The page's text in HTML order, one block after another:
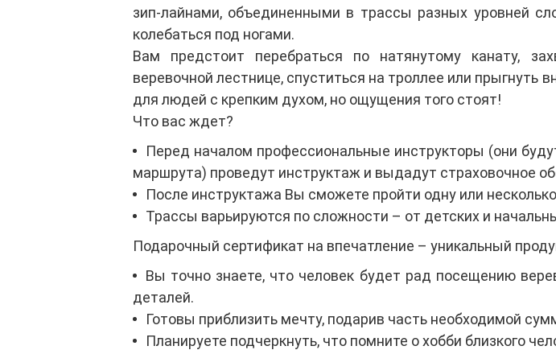
зип-лайнами, объединенными в трассы разных уровней
колебаться под ногами.
Вам предстоит перебраться по натянутому канату,
веревочной лестнице, спуститься на троллее или прыгнуть
для людей с крепким духом, но ощущения того стоят!
Что вас ждет?
Перед началом профессиональные инструкторы (они
маршрута) проведут инструктаж и выдадут страховочное
После инструктажа Вы сможете пройти одну или
Трассы варьируются по сложности – от детских и
Подарочный сертификат на впечатление – уникальный
Вы точно знаете, что человек будет рад посещению
деталей.
Готовы приблизить мечту, подарив часть необходимой
Планируете подчеркнуть, что помните о хобби близкого